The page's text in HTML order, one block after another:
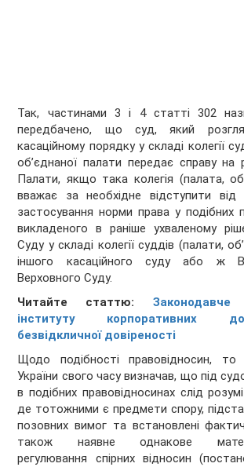
Так, частинами 3 і 4 статті 302
передбачено, що суд, який
касаційному порядку у складі колегії
об’єднаної палати передає справу на
Палати, якщо така колегія (палата,
вважає за необхідне відступити
застосування норми права у подібних
викладеного в раніше ухваленому
Суду у складі колегії суддів (палати,
іншого касаційного суду або ж
Верховного Суду.
Читайте статтю: Законодавче
інституту корпоративних
безвідкличної довіреності
Щодо подібності правовідносин,
України свого часу визначав, що під
в подібних правовідносинах слід
де тотожними є предмети спору,
позовних вимог та встановлені
також наявне однакове
регулювання спірних відносин